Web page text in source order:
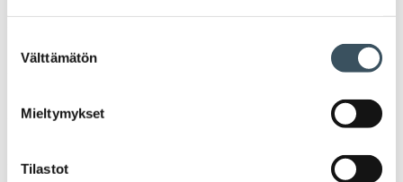
valinta
Välttämätön
Mieltymykset
Tilastot
2022